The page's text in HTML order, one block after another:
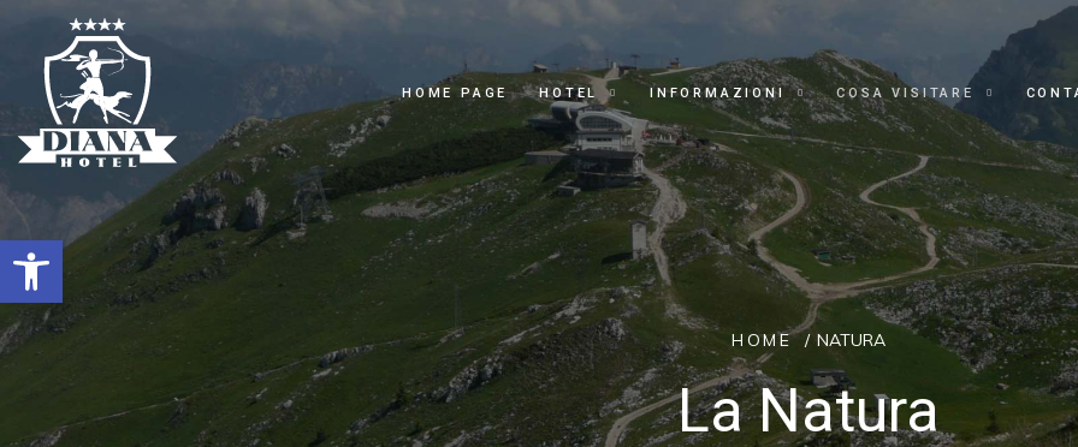
OPEN TOOLBAR
HOME PAGE HOTEL INFORMAZIONI COSA VISITARE
HOME NATURA
La Natura